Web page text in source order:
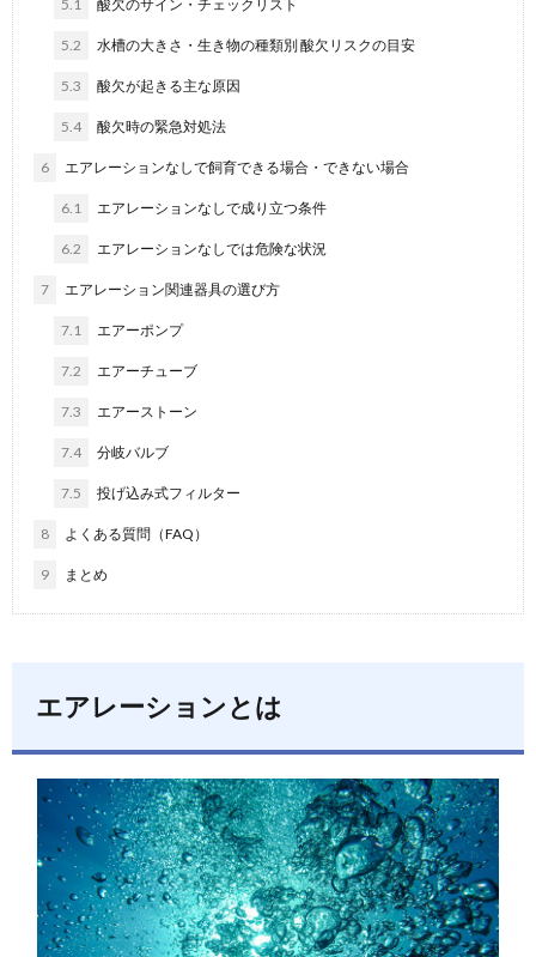
5.1 酸欠のサイン・チェックリスト
5.2 水槽の大きさ・生き物の種類別 酸欠リスクの目安
5.3 酸欠が起きる主な原因
5.4 酸欠時の緊急対処法
6 エアレーションなしで飼育できる場合・できない場合
6.1 エアレーションなしで成り立つ条件
6.2 エアレーションなしでは危険な状況
7 エアレーション関連器具の選び方
7.1 エアーポンプ
7.2 エアーチューブ
7.3 エアーストーン
7.4 分岐バルブ
7.5 投げ込み式フィルター
8 よくある質問（FAQ）
9 まとめ
エアレーションとは